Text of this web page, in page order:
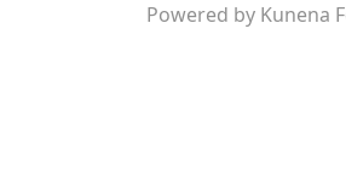
Powered by Kunena